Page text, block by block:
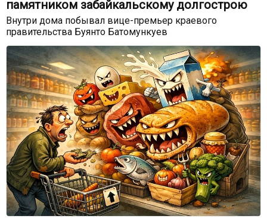
памятником забайкальскому долгострою
Внутри дома побывал вице-премьер краевого
правительства Буянто Батомункуев